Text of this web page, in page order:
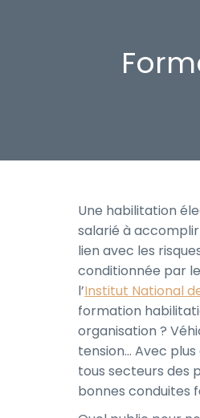
Une habilitation
salarié à
lien avec les
conditionnée par
l’Institut National
formation
organisation ?
tension… Avec plus
tous secteurs des
bonnes conduites